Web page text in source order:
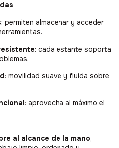
: permiten almacenar y acceder
: cada estante soporta
: movilidad suave y fluida sobre
: aprovecha al máximo el
al alcance de la mano,